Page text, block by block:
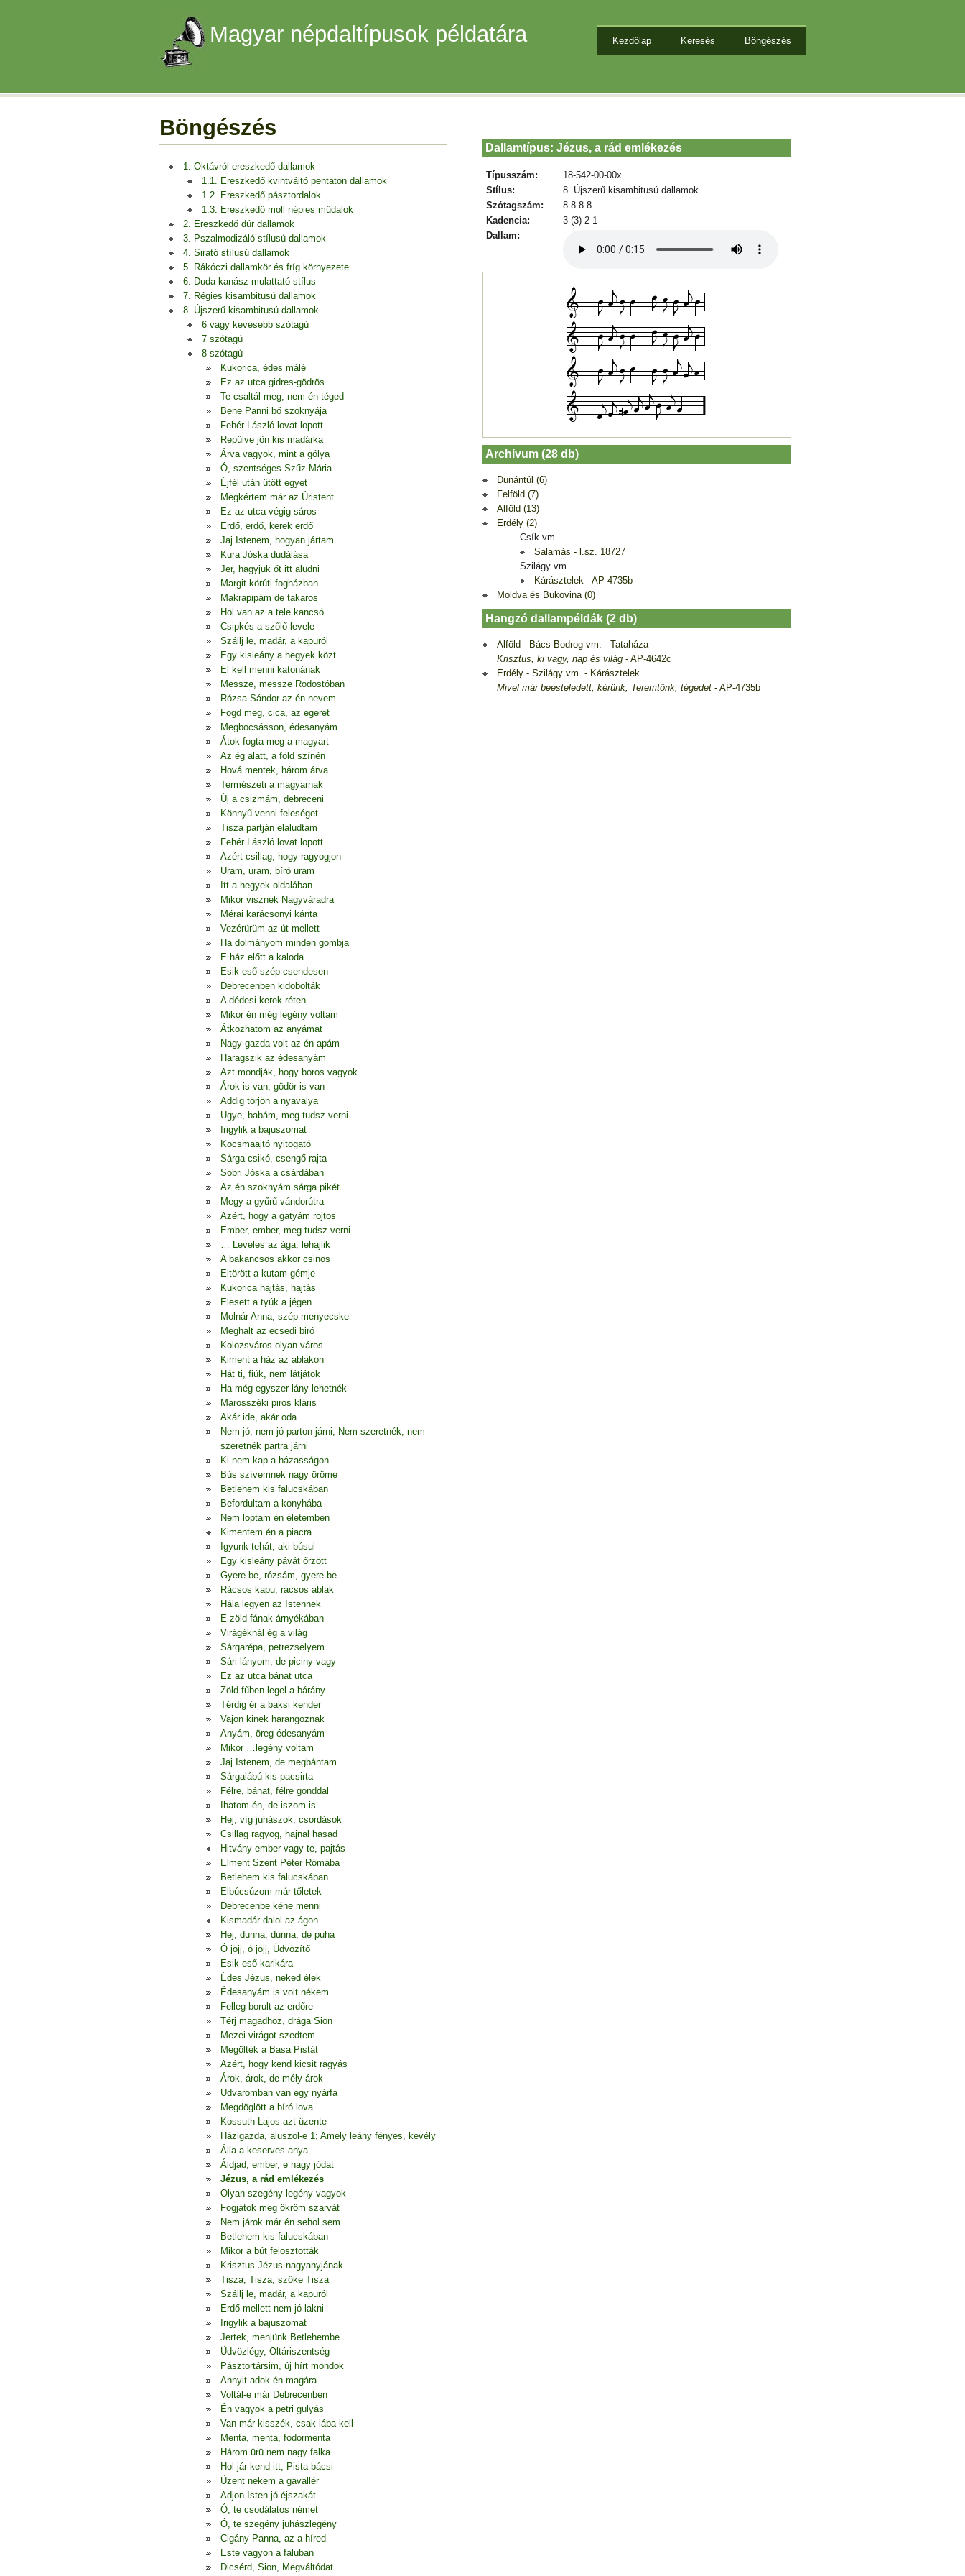
Magyar népdaltípusok példatára Kezdőlap Keresés Böngészés
Böngészés
1. Oktávról ereszkedő dallamok
1.1. Ereszkedő kvintváltó pentaton dallamok
1.2. Ereszkedő pásztordalok
1.3. Ereszkedő moll népies műdalok
2. Ereszkedő dúr dallamok
3. Pszalmodizáló stílusú dallamok
4. Sirató stílusú dallamok
5. Rákóczi dallamkör és fríg környezete
6. Duda-kanász mulattató stílus
7. Régies kisambitusú dallamok
8. Újszerű kisambitusú dallamok
6 vagy kevesebb szótagú
7 szótagú
8 szótagú
Kukorica, édes málé
Ez az utca gidres-gödrös
Te csaltál meg, nem én téged
Bene Panni bő szoknyája
Fehér László lovat lopott
Repülve jön kis madárka
Árva vagyok, mint a gólya
Ó, szentséges Szűz Mária
Éjfél után ütött egyet
Megkértem már az Úristent
Ez az utca végig sáros
Erdő, erdő, kerek erdő
Jaj Istenem, hogyan jártam
Kura Jóska dudálása
Jer, hagyjuk őt itt aludni
Margit körúti fogházban
Makrapipám de takaros
Hol van az a tele kancsó
Csipkés a szőlő levele
Szállj le, madár, a kapuról
Egy kisleány a hegyek közt
El kell menni katonának
Messze, messze Rodostóban
Rózsa Sándor az én nevem
Fogd meg, cica, az egeret
Megbocsásson, édesanyám
Átok fogta meg a magyart
Az ég alatt, a föld színén
Hová mentek, három árva
Természeti a magyarnak
Új a csizmám, debreceni
Könnyű venni feleséget
Tisza partján elaludtam
Fehér László lovat lopott
Azért csillag, hogy ragyogjon
Uram, uram, bíró uram
Itt a hegyek oldalában
Mikor visznek Nagyváradra
Mérai karácsonyi kánta
Vezérürüm az út mellett
Ha dolmányom minden gombja
E ház előtt a kaloda
Esik eső szép csendesen
Debrecenben kidobolták
A dédesi kerek réten
Mikor én még legény voltam
Átkozhatom az anyámat
Nagy gazda volt az én apám
Haragszik az édesanyám
Azt mondják, hogy boros vagyok
Árok is van, gödör is van
Addig törjön a nyavalya
Ugye, babám, meg tudsz verni
Irigylik a bajuszomat
Kocsmaajtó nyitogató
Sárga csikó, csengő rajta
Sobri Jóska a csárdában
Az én szoknyám sárga pikét
Megy a gyűrű vándorútra
Azért, hogy a gatyám rojtos
Ember, ember, meg tudsz verni
… Leveles az ága, lehajlik
A bakancsos akkor csinos
Eltörött a kutam gémje
Kukorica hajtás, hajtás
Elesett a tyúk a jégen
Molnár Anna, szép menyecske
Meghalt az ecsedi biró
Kolozsváros olyan város
Kiment a ház az ablakon
Hát ti, fiúk, nem látjátok
Ha még egyszer lány lehetnék
Marosszéki piros kláris
Akár ide, akár oda
Nem jó, nem jó parton járni; Nem szeretnék, nem
szeretnék partra járni
Ki nem kap a házasságon
Bús szívemnek nagy öröme
Betlehem kis falucskában
Befordultam a konyhába
Nem loptam én életemben
Kimentem én a piacra
Igyunk tehát, aki búsul
Egy kisleány pávát őrzött
Gyere be, rózsám, gyere be
Rácsos kapu, rácsos ablak
Hála legyen az Istennek
E zöld fának árnyékában
Virágéknál ég a világ
Sárgarépa, petrezselyem
Sári lányom, de piciny vagy
Ez az utca bánat utca
Zöld fűben legel a bárány
Térdig ér a baksi kender
Vajon kinek harangoznak
Anyám, öreg édesanyám
Mikor …legény voltam
Jaj Istenem, de megbántam
Sárgalábú kis pacsirta
Félre, bánat, félre gonddal
Ihatom én, de iszom is
Hej, víg juhászok, csordások
Csillag ragyog, hajnal hasad
Hitvány ember vagy te, pajtás
Elment Szent Péter Rómába
Betlehem kis falucskában
Elbúcsúzom már tőletek
Debrecenbe kéne menni
Kismadár dalol az ágon
Hej, dunna, dunna, de puha
Ó jöjj, ó jöjj, Üdvözítő
Esik eső karikára
Édes Jézus, neked élek
Édesanyám is volt nékem
Felleg borult az erdőre
Térj magadhoz, drága Sion
Mezei virágot szedtem
Megölték a Basa Pistát
Azért, hogy kend kicsit ragyás
Árok, árok, de mély árok
Udvaromban van egy nyárfa
Megdöglött a bíró lova
Kossuth Lajos azt üzente
Házigazda, aluszol-e 1; Amely leány fényes, kevély
Álla a keserves anya
Áldjad, ember, e nagy jódat
Jézus, a rád emlékezés
Olyan szegény legény vagyok
Fogjátok meg ökröm szarvát
Nem járok már én sehol sem
Betlehem kis falucskában
Mikor a bút felosztották
Krisztus Jézus nagyanyjának
Tisza, Tisza, szőke Tisza
Szállj le, madár, a kapuról
Erdő mellett nem jó lakni
Irigylik a bajuszomat
Jertek, menjünk Betlehembe
Üdvözlégy, Oltáriszentség
Pásztortársim, új hírt mondok
Annyit adok én magára
Voltál-e már Debrecenben
Én vagyok a petri gulyás
Van már kisszék, csak lába kell
Menta, menta, fodormenta
Három ürü nem nagy falka
Hol jár kend itt, Pista bácsi
Üzent nekem a gavallér
Adjon Isten jó éjszakát
Ó, te csodálatos német
Ó, te szegény juhászlegény
Cigány Panna, az a híred
Este vagyon a faluban
Dicsérd, Sion, Megváltódat
Dallamtípus: Jézus, a rád emlékezés
Típusszám:
18-542-00-00x
Stílus:
8. Újszerű kisambitusú dallamok
Szótagszám:
8.8.8.8
Kadencia:
3 (3) 2 1
Dallam:
Archívum (28 db)
Dunántúl (6)
Felföld (7)
Alföld (13)
Erdély (2)
Csík vm.
Salamás - l.sz. 18727
Szilágy vm.
Kárásztelek - AP-4735b
Moldva és Bukovina (0)
Hangzó dallampéldák (2 db)
Alföld - Bács-Bodrog vm. - Tataháza
Krisztus, ki vagy, nap és világ - AP-4642c
Erdély - Szilágy vm. - Kárásztelek
Mivel már beesteledett, kérünk, Teremtőnk, tégedet - AP-4735b